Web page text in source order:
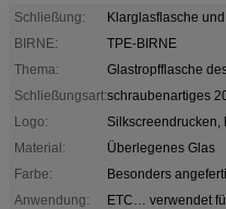
Schließung:
Klarglasflasche
BIRNE:
TPE-BIRNE
Thema:
Glastropfflasche
Schließungsart:schraubenartiges
Logo:
Silkscreendrucken,
Material:
Überlegenes Glas
Farbe:
Besonders
Anwendung:
ETC… verwendet